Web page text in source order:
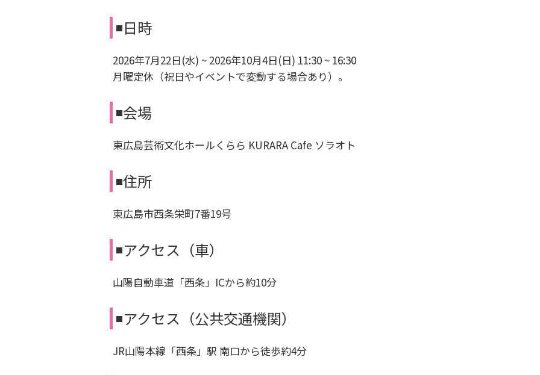
◾️日時
2026年7月22日(水) ~ 2026年10月4日(日) 11:30 ~ 16:30
月曜定休（祝日やイベントで変動する場合あり）。
◾️会場
東広島芸術文化ホールくらら KURARA Cafe ソラオト
◾️住所
東広島市西条栄町7番19号
◾️アクセス（車）
山陽自動車道「西条」ICから約10分
◾️アクセス（公共交通機関）
JR山陽本線「西条」駅 南口から徒歩約4分